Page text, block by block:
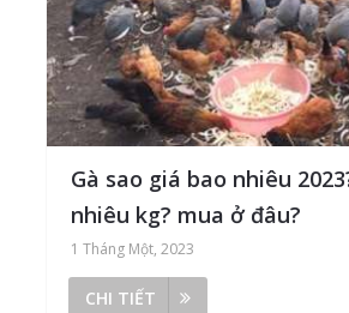
Gà sao giá bao nhiêu
nhiêu kg? mua ở đâu?
1 Tháng Một, 2023
CHI TIẾT